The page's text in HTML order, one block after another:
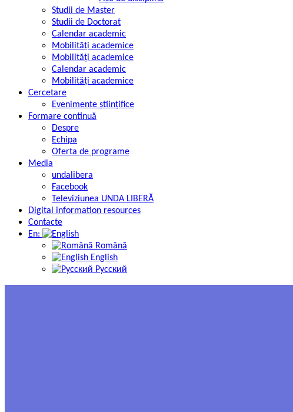
Studii de Master
Studii de Doctorat
Calendar academic
Mobilități academice
Mobilități academice
Calendar academic
Mobilități academice
Cercetare
Evenimente științifice
Formare continuă
Despre
Echipa
Oferta de programe
Media
undalibera
Facebook
Televiziunea UNDA LIBERĂ
Digital information resources
Contacte
En:
Română
English
Русский